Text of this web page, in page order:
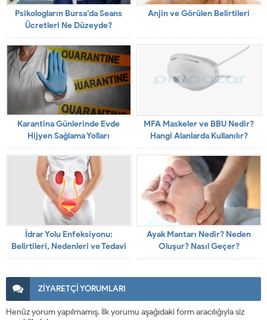
Psikologların Bursa’da Seans
Ücretleri Ne Düzeyde?
Anjin ve Görülen Belirtileri
Karantina Günlerinde Evde
Hijyen Sağlama Yolları
MFA Maskeler ve BBU Nedir?
Hangi Alanlarda Kullanılır?
İdrar Yolu Enfeksiyonu:
Belirtileri, Nedenleri ve Tedavi
Yöntemleri
Ayak Mantarı Nedir? Neden
Oluşur? Nasıl Geçer?
ZİYARETÇİ YORUMLARI
Henüz yorum yapılmamış. İlk yorumu aşağıdaki form aracılığıyla siz